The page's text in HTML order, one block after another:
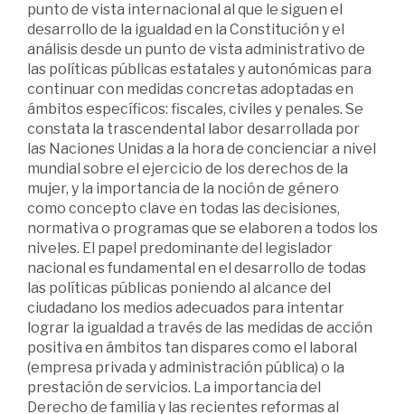
punto de vista internacional al que le siguen el
desarrollo de la igualdad en la Constitución y el
análisis desde un punto de vista administrativo de
las políticas públicas estatales y autonómicas para
continuar con medidas concretas adoptadas en
ámbitos específicos: fiscales, civiles y penales. Se
constata la trascendental labor desarrollada por
las Naciones Unidas a la hora de concienciar a nivel
mundial sobre el ejercicio de los derechos de la
mujer, y la importancia de la noción de género
como concepto clave en todas las decisiones,
normativa o programas que se elaboren a todos los
niveles. El papel predominante del legislador
nacional es fundamental en el desarrollo de todas
las políticas públicas poniendo al alcance del
ciudadano los medios adecuados para intentar
lograr la igualdad a través de las medidas de acción
positiva en ámbitos tan dispares como el laboral
(empresa privada y administración pública) o la
prestación de servicios. La importancia del
Derecho de familia y las recientes reformas al